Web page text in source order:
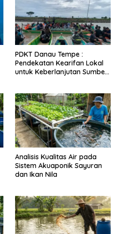
PDKT Danau Tempe :
Pendekatan Kearifan Lokal
untuk Keberlanjutan Sumber
Analisis Kualitas Air pada
Sistem Akuaponik Sayuran
dan Ikan Nila